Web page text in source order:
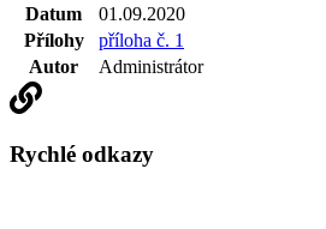
Datum
01.09.2020
Přílohy
příloha č. 1
Autor
Administrátor
Rychlé odkazy